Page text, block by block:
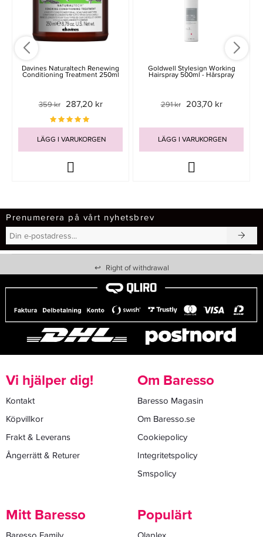
Davines Naturaltech Renewing
Conditioning Treatment 250ml
359 kr 287,20 kr
LÄGG I VARUKORGEN
Goldwell Stylesign Working
Hairspray 500ml - Hårspray
291 kr 203,70 kr
LÄGG I VARUKORGEN
Prenumerera på vårt nyhetsbrev
↩ Right of withdrawal
Vi hjälper dig!
Kontakt
Köpvillkor
Frakt & Leverans
Ångerrätt & Returer
Om Baresso
Baresso Magasin
Om Baresso.se
Cookiepolicy
Integritetspolicy
Smspolicy
Mitt Baresso Populärt